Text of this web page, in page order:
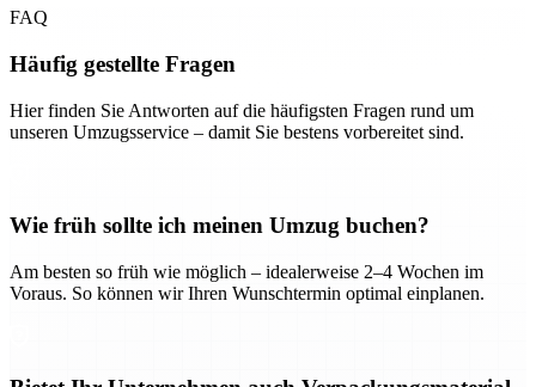
FAQ
Häufig gestellte Fragen
Hier finden Sie Antworten auf die häufigsten Fragen rund um
unseren Umzugsservice – damit Sie bestens vorbereitet sind.
Wie früh sollte ich meinen Umzug buchen?
Am besten so früh wie möglich – idealerweise 2–4 Wochen im
Voraus. So können wir Ihren Wunschtermin optimal einplanen.